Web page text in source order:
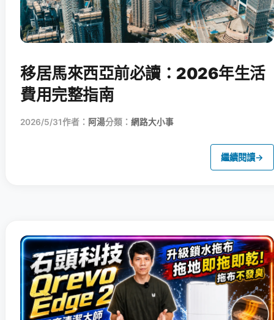
移居馬來西亞前必讀：2026年生活
費用完整指南
2026/5/31作者： 阿湯分類： 網路大小事
繼續閱讀→